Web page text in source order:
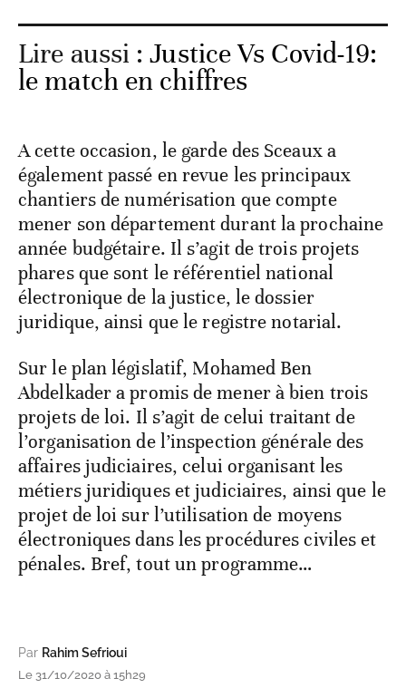
Lire aussi :Justice Vs Covid-19:
le match en chiffres
A cette occasion, le garde des Sceaux a
également passé en revue les principaux
chantiers de numérisation que compte
mener son département durant la prochaine
année budgétaire. Il s’agit de trois projets
phares que sont le référentiel national
électronique de la justice, le dossier
juridique, ainsi que le registre notarial.
Sur le plan législatif, Mohamed Ben
Abdelkader a promis de mener à bien trois
projets de loi. Il s’agit de celui traitant de
l’organisation de l’inspection générale des
affaires judiciaires, celui organisant les
métiers juridiques et judiciaires, ainsi que le
projet de loi sur l’utilisation de moyens
électroniques dans les procédures civiles et
pénales. Bref, tout un programme…
Par Rahim Sefrioui
Le 31/10/2020 à 15h29